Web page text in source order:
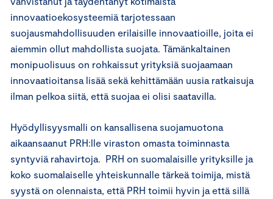
innovaatioekosysteemiä tarjotessaan
suojausmahdollisuuden erilaisille innovaatioille, joita ei
aiemmin ollut mahdollista suojata. Tämänkaltainen
monipuolisuus on rohkaissut yrityksiä suojaamaan
innovaatioitansa lisää sekä kehittämään uusia ratkaisuja
ilman pelkoa siitä, että suojaa ei olisi saatavilla.
Hyödyllisyysmalli on kansallisena suojamuotona
aikaansaanut PRH:lle viraston omasta toiminnasta
syntyviä rahavirtoja. PRH on suomalaisille yrityksille ja
koko suomalaiselle yhteiskunnalle tärkeä toimija, mistä
syystä on olennaista, että PRH toimii hyvin ja että sillä